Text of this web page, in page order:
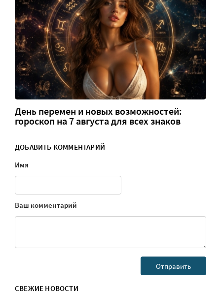
День перемен и новых возможностей:
гороскоп на 7 августа для всех знаков
ДОБАВИТЬ КОММЕНТАРИЙ
Имя
Ваш комментарий
СВЕЖИЕ НОВОСТИ